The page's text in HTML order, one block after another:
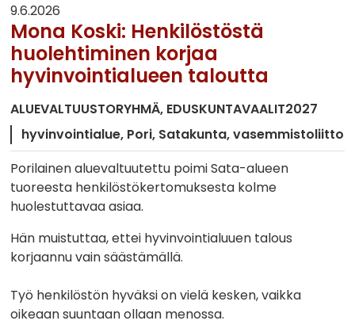
9.6.2026
Mona Koski: Henkilöstöstä
huolehtiminen korjaa
hyvinvointialueen taloutta
ALUEVALTUUSTORYHMÄ EDUSKUNTAVAALIT2027
hyvinvointialue Pori Satakunta vasemmistoliitto
Porilainen aluevaltuutettu poimi Sata-alueen
tuoreesta henkilöstökertomuksesta kolme
huolestuttavaa asiaa.
Hän muistuttaa, ettei hyvinvointialuuen talous
korjaannu vain säästämällä.
Työ henkilöstön hyväksi on vielä kesken, vaikka
oikeaan suuntaan ollaan menossa.